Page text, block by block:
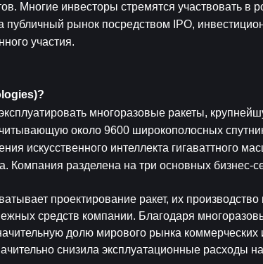
Многие инвесторы стремятся участвовать в
рынок посредством IPO,
участия.
многоразовые ракеты,
около 9600 широкополосных
искусственного интеллекта гигаваттного
Компания разделена на три основных бизнес-
проектирование ракет, их
средств компании. Благодаря
долю мирового рынка коммерческих
снизила эксплуатационные расходы